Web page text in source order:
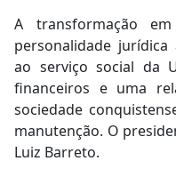
A transformação
personalidade
ao serviço social da
financeiros e uma
sociedade
manutenção. O
Luiz Barreto.